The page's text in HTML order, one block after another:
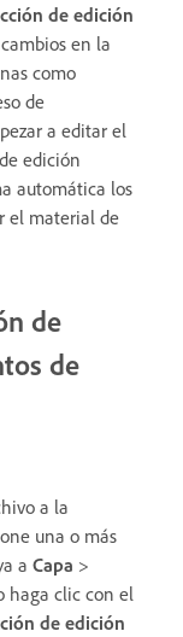
de edición
en la
como
de
a editar el
edición
automática los
el material de
de
de
a la
una o más
a Capa >
haga clic con el
de edición